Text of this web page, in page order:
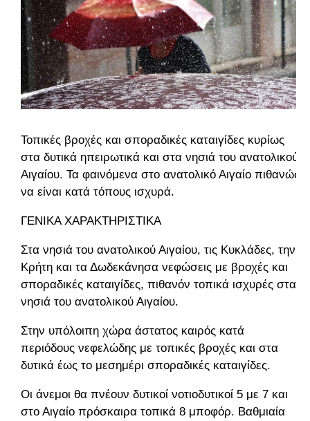
Τοπικές βροχές και σποραδικές καταιγίδες κυρίως
στα δυτικά ηπειρωτικά και στα νησιά του ανατολικού
Αιγαίου. Τα φαινόμενα στο ανατολικό Αιγαίο πιθανώς
να είναι κατά τόπους ισχυρά.
ΓΕΝΙΚΑ ΧΑΡΑΚΤΗΡΙΣΤΙΚΑ
Στα νησιά του ανατολικού Αιγαίου, τις Κυκλάδες, την
Κρήτη και τα Δωδεκάνησα νεφώσεις με βροχές και
σποραδικές καταιγίδες, πιθανόν τοπικά ισχυρές στα
νησιά του ανατολικού Αιγαίου.
Στην υπόλοιπη χώρα άστατος καιρός κατά
περιόδους νεφελώδης με τοπικές βροχές και στα
δυτικά έως το μεσημέρι σποραδικές καταιγίδες.
Οι άνεμοι θα πνέουν δυτικοί νοτιοδυτικοί 5 με 7 και
στο Αιγαίο πρόσκαιρα τοπικά 8 μποφόρ. Βαθμιαία